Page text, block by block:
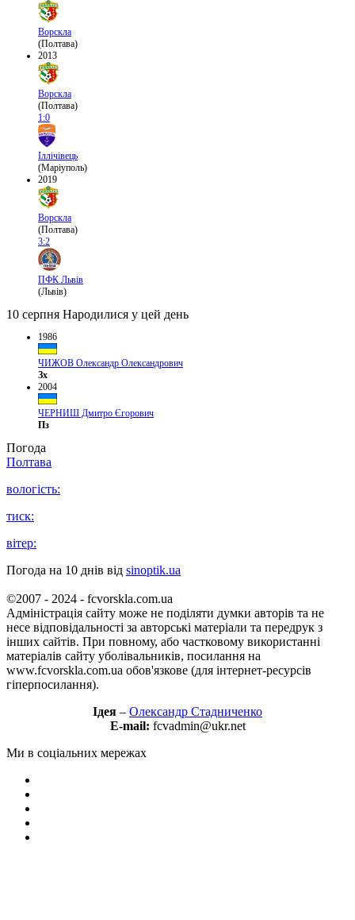
Ворскла
(Полтава)
2013
Ворскла
(Полтава)
1:0
Іллічівець
(Маріуполь)
2019
Ворскла
(Полтава)
3:2
ПФК Львів
(Львів)
10 серпня Народилися у цей день
1986
ЧИЖОВ Олександр Олександрович
Зх
2004
ЧЕРНИШ Дмитро Єгорович
Пз
Погода
Полтава
вологість:
тиск:
вітер:
Погода на 10 днів від sinoptik.ua
©2007 - 2024 - fcvorskla.com.ua
Адміністрація сайту може не поділяти думки авторів та не
несе відповідальності за авторські матеріали та передрук з
інших сайтів. При повному, або частковому використанні
матеріалів сайту уболівальників, посилання на
www.fcvorskla.com.ua обов'язкове (для інтернет-ресурсів
гіперпосилання).
Ідея – Олександр Стадниченко
E-mail: fcvadmin@ukr.net
Ми в соціальних мережах